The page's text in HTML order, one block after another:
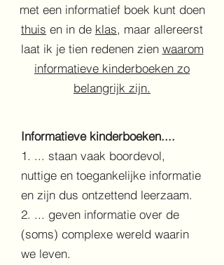
met een informatief boek kunt doen
thuis en in de klas, maar allereerst
laat ik je tien redenen zien waarom
informatieve kinderboeken zo
belangrijk zijn.
Informatieve kinderboeken....
1. ... staan vaak boordevol,
nuttige en toegankelijke informatie
en zijn dus ontzettend leerzaam.
2. ... geven informatie over de
(soms) complexe wereld waarin
we leven.